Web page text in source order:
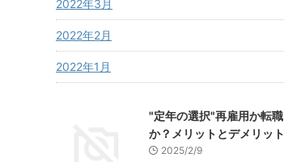
2022年3月
2022年2月
2022年1月
"定年の選択"再雇用か転職
か？メリットとデメリット
2025/2/9